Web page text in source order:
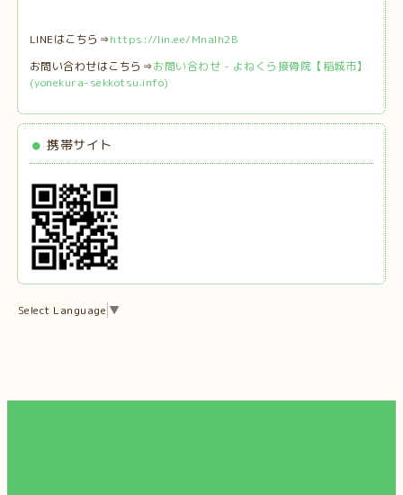
LINEはこちら⇒https://lin.ee/MnaIh2B
お問い合わせはこちら⇒お問い合わせ - よねくら接骨院【稲城市】
(yonekura-sekkotsu.info)
携帯サイト
Select Language ▼